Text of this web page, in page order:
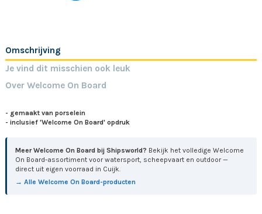
Omschrijving
Je vind dit misschien ook leuk
Over Welcome On Board
- gemaakt van porselein
- inclusief 'Welcome On Board' opdruk
Meer Welcome On Board bij Shipsworld? Bekijk het volledige Welcome
On Board-assortiment voor watersport, scheepvaart en outdoor —
direct uit eigen voorraad in Cuijk.
→ Alle Welcome On Board-producten